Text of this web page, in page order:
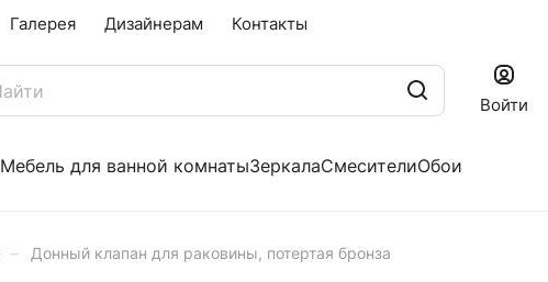
Галерея Дизайнерам Контакты
Войти
Мебель для ванной комнатыЗеркалаСмесителиОбои
– Донный клапан для раковины, потертая бронза